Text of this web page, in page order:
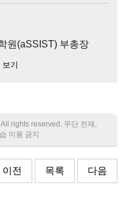
원(aSSIST) 부총장
기
rights reserved. 무단 전재,
이용 금지
이전 목록 다음